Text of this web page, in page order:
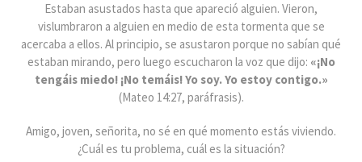
Estaban asustados hasta que apareció alguien. Vieron,
vislumbraron a alguien en medio de esta tormenta que se
acercaba a ellos. Al principio, se asustaron porque no sabían qué
estaban mirando, pero luego escucharon la voz que dijo: «¡No
tengáis miedo! ¡No temáis! Yo soy. Yo estoy contigo.»
(Mateo 14:27, paráfrasis).
Amigo, joven, señorita, no sé en qué momento estás viviendo.
¿Cuál es tu problema, cuál es la situación?